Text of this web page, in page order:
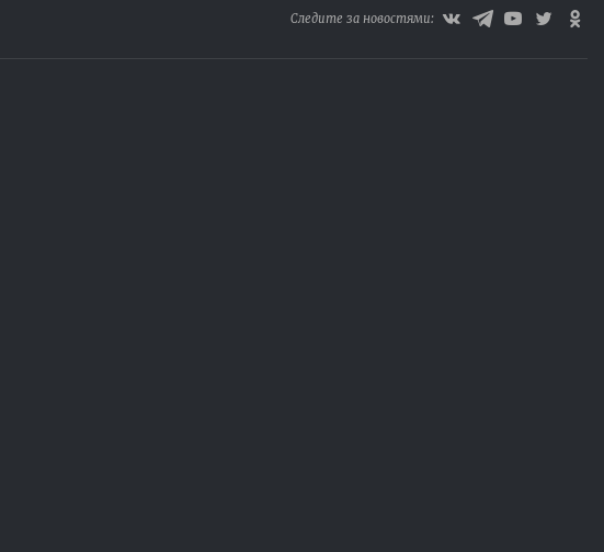
Следите за новостями: